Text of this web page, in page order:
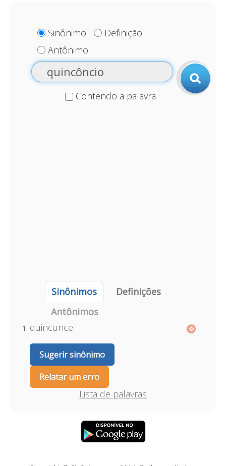
Sinônimo
Definição
Antônimo
Contendo a palavra
Sinônimos
Definições
Antônimos
quincunce
Sugerir sinônimo
Relatar um erro
Lista de palavras